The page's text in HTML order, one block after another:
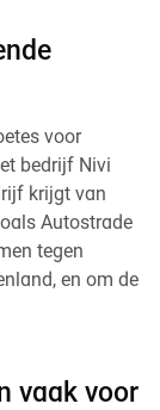
voor
bedrijf Nivi
krijgt van
Autostrade
tegen
en om de
vaak voor